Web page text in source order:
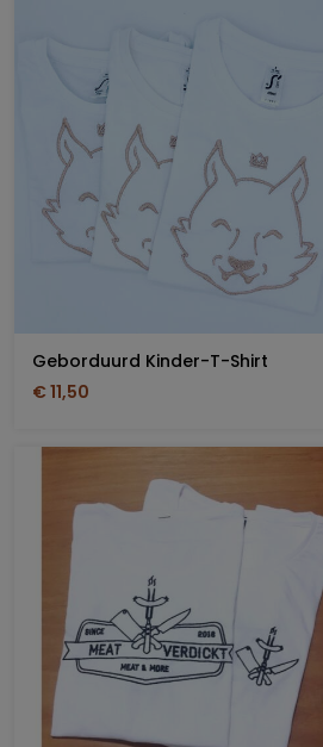
Geborduurd Kinder-T-Shirt
€ 11,50